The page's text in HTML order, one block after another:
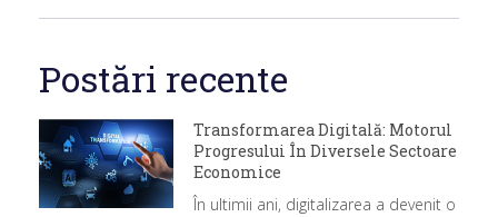
Postări recente
Transformarea Digitală: Motorul
Progresului În Diversele Sectoare
Economice
În ultimii ani, digitalizarea a devenit o